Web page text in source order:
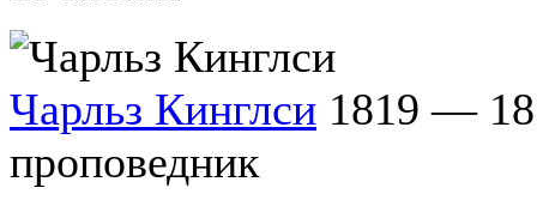
Чарльз Кинглси 1819 —
проповедник